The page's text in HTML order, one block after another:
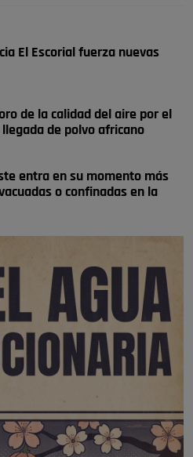
en la estación, como si se van
comisario de la …
El Escorial fuerza nuevas
de la calidad del aire por el
de polvo africano
entra en su momento más
o confinadas en la